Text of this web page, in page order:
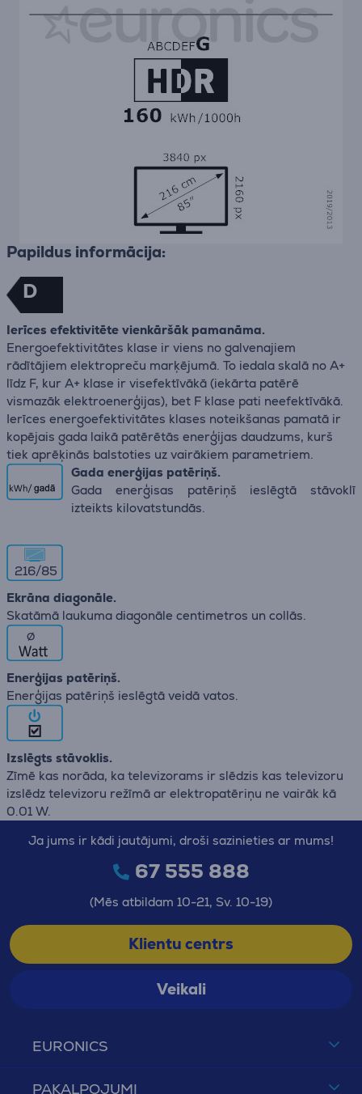
Papildus informācija:
D
Ierīces efektivitēte vienkāršāk pamanāma.
Energoefektivitātes klase ir viens no galvenajiem
rādītājiem elektropreču marķējumā. To iedala skalā no A+
līdz F, kur A+ klase ir visefektīvākā (iekārta patērē
vismazāk elektroenerģijas), bet F klase pati neefektīvākā.
Ierīces energoefektivitātes klases noteikšanas pamatā ir
kopējais gada laikā patērētās enerģijas daudzums, kurš
tiek aprēķinās balstoties uz vairākiem parametriem.
Gada enerģijas patēriņš.
Gada enerģisas patēriņš ieslēgtā stāvoklī
izteikts kilovatstundās.
216/85
Ekrāna diagonāle.
Skatāmā laukuma diagonāle centimetros un collās.
∅
Enerģijas patēriņš.
Enerģijas patēriņš ieslēgtā veidā vatos.
Izslēgts stāvoklis.
Zīmē kas norāda, ka televizorams ir slēdzis kas televizoru
izslēdz televizoru režīmā ar elektropatēriņu ne vairāk kā
0.01 W.
EURONICS
PAKALPOJUMI
Ja jums ir kādi jautājumi, droši sazinieties ar mums!
67 555 888
(Mēs atbildam 10-21, Sv. 10-19)
Klientu centrs
Veikali